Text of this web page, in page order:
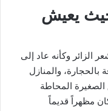
حيث يعيش
الزائر وكأنه عاد إلى
والمنازل
الصغيرة المحاطة
مظهراً قديماً